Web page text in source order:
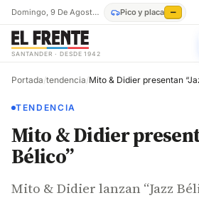
Domingo, 9 De Agosto De 2026 Pico y placa —
SANTANDER · DESDE 1942
Portada/tendencia/
TENDENCIA
Mito & Didier
Bélico”
Mito & Didier lanzan “Jazz